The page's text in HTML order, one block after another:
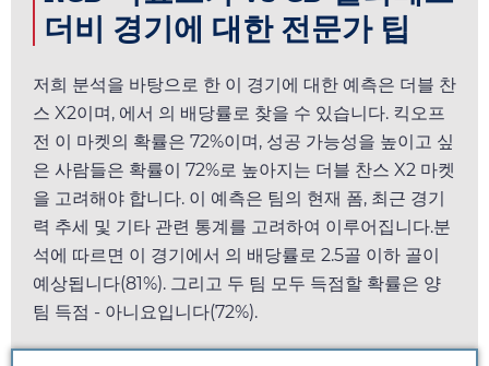
더비 경기에 대한 전문가 팁
저희 분석을 바탕으로 한 이 경기에 대한 예측은 더블 찬
스 X2이며, 에서 의 배당률로 찾을 수 있습니다. 킥오프
전 이 마켓의 확률은 72%이며, 성공 가능성을 높이고 싶
은 사람들은 확률이 72%로 높아지는 더블 찬스 X2 마켓
을 고려해야 합니다. 이 예측은 팀의 현재 폼, 최근 경기
력 추세 및 기타 관련 통계를 고려하여 이루어집니다.분
석에 따르면 이 경기에서 의 배당률로 2.5골 이하 골이
예상됩니다(81%). 그리고 두 팀 모두 득점할 확률은 양
팀 득점 - 아니요입니다(72%).